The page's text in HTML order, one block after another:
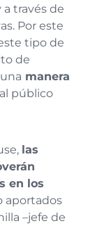
través de
Por este
tipo de
de
manera
público
las
en los
aportados
–jefe de